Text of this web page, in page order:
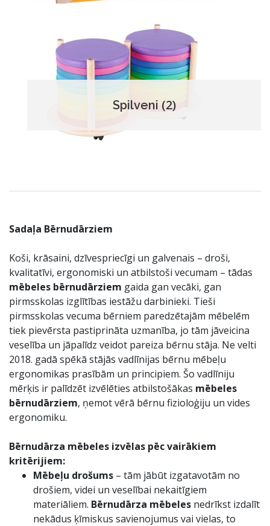
Spilveni (2)
Sadaļa Bērnudārziem
Koši, krāsaini, dzīvespriecīgi un galvenais – droši,
kvalitatīvi, ergonomiski un atbilstoši vecumam – tādas
mēbeles bērnudārziem gaida gan vecāki, gan
pirmsskolas izglītības iestāžu darbinieki. Tieši
pirmsskolas vecuma bērniem paredzētajām mēbelēm
tiek pievērsta pastiprināta uzmanība, jo tām jāveicina
veselība un jāpalīdz veidot pareiza bērnu stāja. Ne velti
2018. gadā spēkā stājās vadlīnijas bērnu mēbeļu
ergonomikas prasībām un principiem. Šo vadlīniju
mērķis ir palīdzēt izvēlēties atbilstošākas mēbeles
bērnudārziem, ņemot vērā bērnu fizioloģiju un vides
ergonomiku.
Bērnudārza mēbeles izvēlas pēc vairākiem
kritērijiem:
Mēbeļu drošums – tām jābūt izgatavotām no
drošiem, videi un veselībai nekaitīgiem
materiāliem. Bērnudārza mēbeles nedrīkst izdalīt
nekādus ķīmiskus savienojumus vai vielas, to